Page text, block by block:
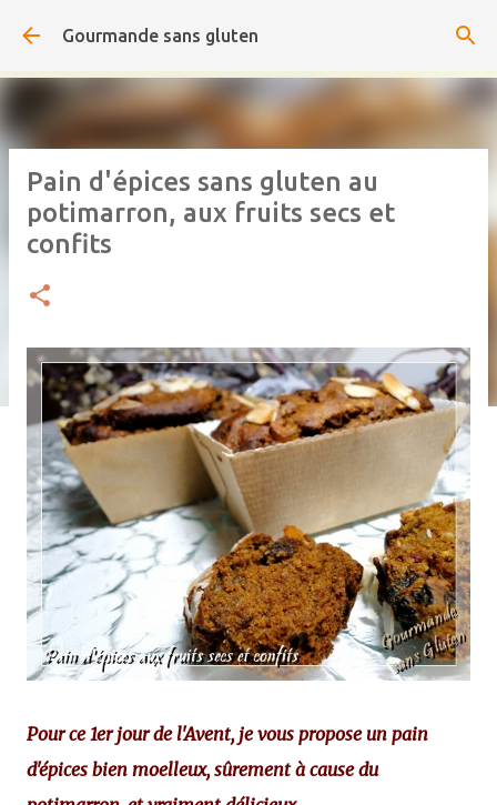
Accéder au contenu principal
Gourmande sans gluten
Pain d'épices sans gluten au
potimarron, aux fruits secs et
confits
Pour ce 1er jour de l'Avent, je vous propose un pain
d'épices bien moelleux, sûrement à cause du